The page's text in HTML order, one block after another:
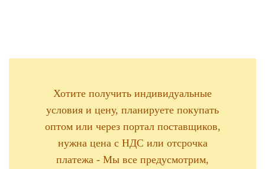
Хотите получить индивидуальные
условия и цену, планируете покупать
оптом или через портал поставщиков,
нужна цена с НДС или отсрочка
платежа - Мы все предусмотрим,